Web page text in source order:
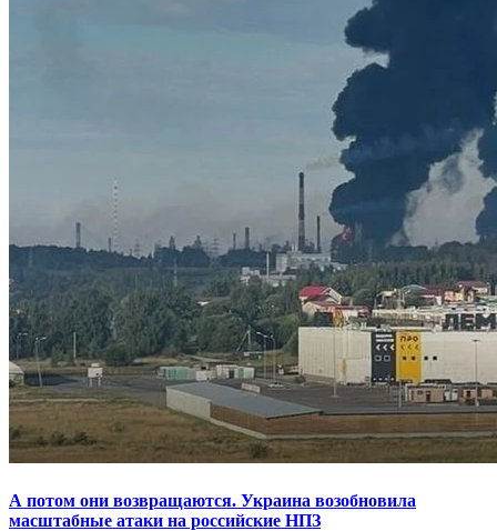
А потом они возвращаются. Украина возобновила
масштабные атаки на российские НПЗ